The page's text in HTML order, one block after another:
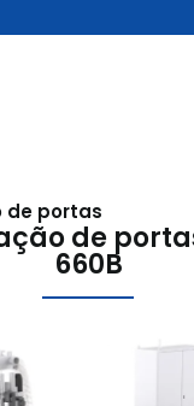
de portas
de
660B